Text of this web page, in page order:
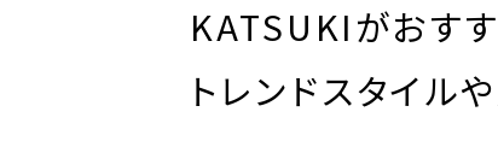
KATSUKIがおす
トレンドスタイルや